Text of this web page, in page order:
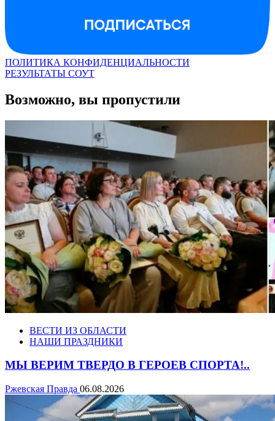
ПОЛИТИКА КОНФИДЕНЦИАЛЬНОСТИ
РЕЗУЛЬТАТЫ СОУТ
Возможно, вы пропустили
ВЕСТИ ИЗ ОБЛАСТИ
НАШИ ПРАЗДНИКИ
МЫ ВЕРИМ ТВЕРДО В ГЕРОЕВ СПОРТА!..
Ржевская Правда 06.08.2026